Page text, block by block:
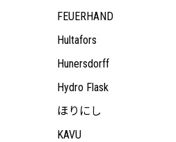
FEUERHAND
Hultafors
Hunersdorff
Hydro Flask
ほりにし
KAVU